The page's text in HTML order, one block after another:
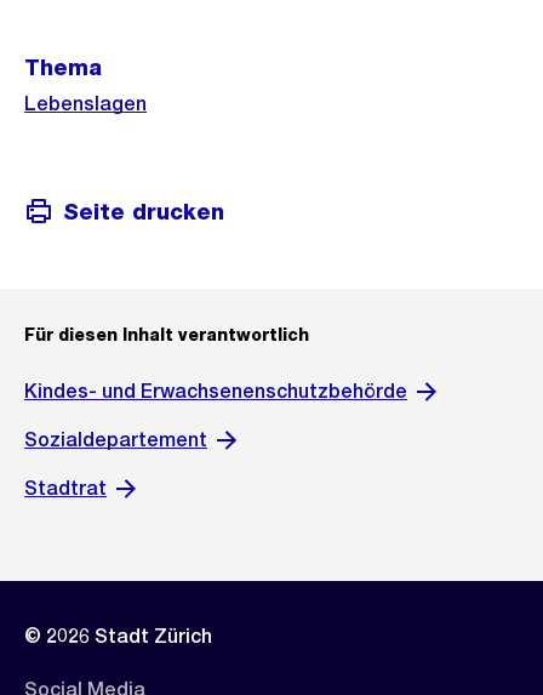
Weitere
Informationen
Thema
Lebenslagen
Seite drucken
Für diesen Inhalt verantwortlich
Kindes- und Erwachsenenschutzbehörde
Sozialdepartement
Stadtrat
© 2026 Stadt Zürich
Social Media